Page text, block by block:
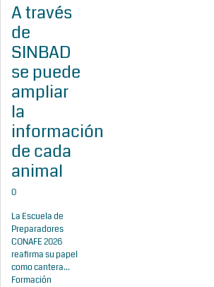
A través
de
SINBAD
se puede
ampliar
la
información
de cada
animal
0
La Escuela de
Preparadores
CONAFE 2026
reafirma su papel
como cantera...
Formación